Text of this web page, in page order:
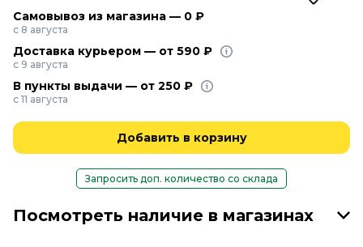
Самовывоз из магазина — 0 ₽
с 8 августа
Доставка курьером — от 590 ₽
с 9 августа
В пункты выдачи — от 250 ₽
с 11 августа
Добавить в корзину
Запросить доп. количество со склада
Посмотреть наличие в магазинах